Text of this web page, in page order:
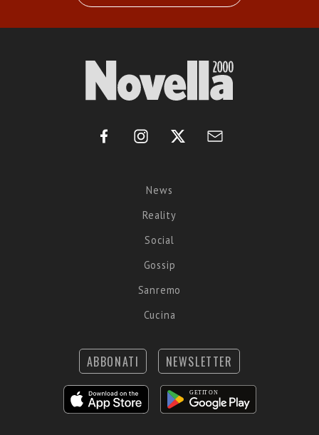
News
Reality
Social
Gossip
Sanremo
Cucina
ABBONATI NEWSLETTER